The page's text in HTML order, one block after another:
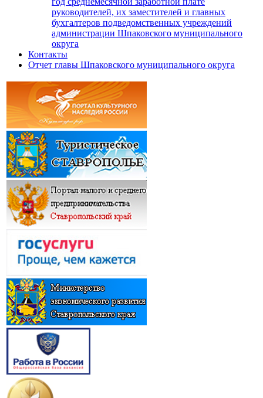
руководителей, их заместителей и главных
бухгалтеров подведомственных учреждений
администрации Шпаковского муниципального
округа
Контакты
Отчет главы Шпаковского муниципального округа